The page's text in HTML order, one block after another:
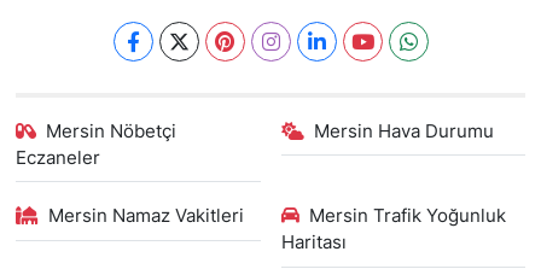
Mersin Nöbetçi
Eczaneler
Mersin Hava Durumu
Mersin Namaz Vakitleri
Mersin Trafik Yoğunluk
Haritası